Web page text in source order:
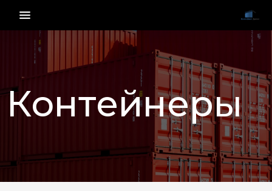
menu_vert
Контейнеры
НАЗАД ВПЕРЕД